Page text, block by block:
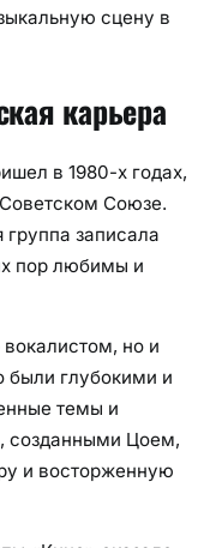
сцену в
карьера
в 1980-х годах,
Союзе.
записала
пор любимы и
но и
были глубокими и
темы и
созданными Цоем,
и восторженную